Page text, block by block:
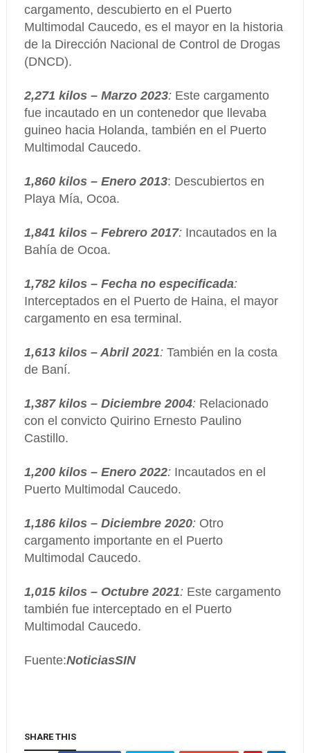
cargamento, descubierto en el Puerto
Multimodal Caucedo, es el mayor en la historia
de la Dirección Nacional de Control de Drogas
(DNCD).
2,271 kilos – Marzo 2023:Este cargamento
fue incautado en un contenedor que llevaba
guineo hacia Holanda, también en el Puerto
Multimodal Caucedo.
1,860 kilos – Enero 2013: Descubiertos en
Playa Mía, Ocoa.
1,841 kilos – Febrero 2017:Incautados en la
Bahía de Ocoa.
1,782 kilos – Fecha no especificada:
Interceptados en el Puerto de Haina, el mayor
cargamento en esa terminal.
1,613 kilos – Abril 2021:También en la costa
de Baní.
1,387 kilos – Diciembre 2004:Relacionado
con el convicto Quirino Ernesto Paulino
Castillo.
1,200 kilos – Enero 2022:Incautados en el
Puerto Multimodal Caucedo.
1,186 kilos – Diciembre 2020:Otro
cargamento importante en el Puerto
Multimodal Caucedo.
1,015 kilos – Octubre 2021:Este cargamento
también fue interceptado en el Puerto
Multimodal Caucedo.
Fuente:NoticiasSIN
SHARE THIS